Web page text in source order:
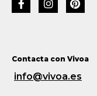
Contacta con Vivoa
info@vivoa.es